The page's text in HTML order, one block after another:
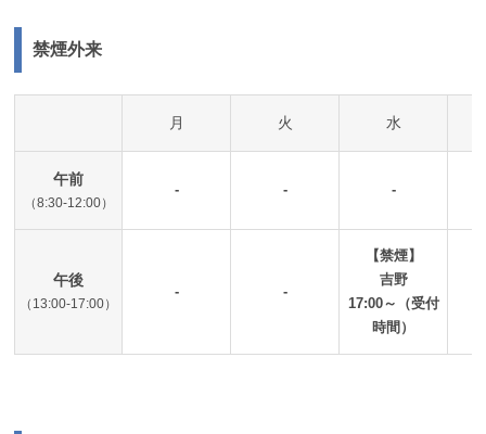
禁煙外来
月 火 水
午前
（8:30-12:00）
- - -
午後
（13:00-17:00）
- -
【禁煙】
吉野
17:00～（受付
時間）